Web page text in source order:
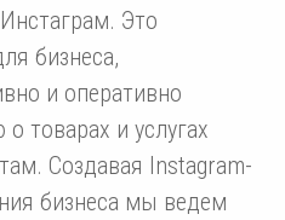
Это
бизнеса,
и оперативно
товарах и услугах
Создавая Instagram-
бизнеса мы ведем